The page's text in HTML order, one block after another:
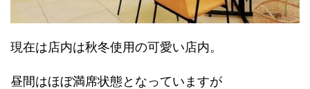
現在は店内は秋冬使用の可愛い店内。
昼間はほぼ満席状態となっていますが